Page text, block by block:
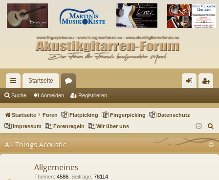
ch
ne
llz
riff
Startseite
en m
de
n
ist
rie
re
n
Suche Anmelden Registrieren
Startseite Foren Flatpicking Fingerpicking
Datenschutz
Impressum
Forenregeln Wir über uns
All Things Acoustic
Allgemeines
Themen: 4586 Beiträge: 78114